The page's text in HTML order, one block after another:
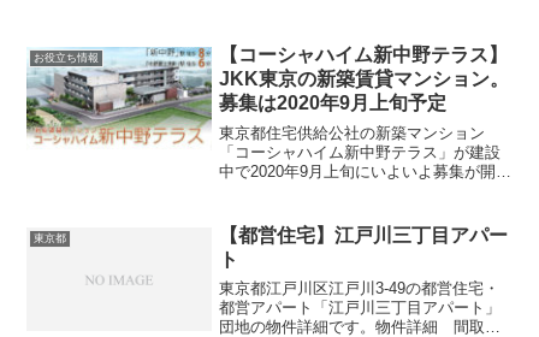
お役立ち情報
【コーシャハイム新中野テラス】
JKK東京の新築賃貸マンション。
募集は2020年9月上旬予定
東京都住宅供給公社の新築マンション
「コーシャハイム新中野テラス」が建設
中で2020年9月上旬にいよいよ募集が開始
件で東京都杉並区和田1丁目の物件で旧和
田本町住宅の建て替...
東京都
【都営住宅】江戸川三丁目アパー
ト
東京都江戸川区江戸川3-49の都営住宅・
都営アパート「江戸川三丁目アパート」
団地の物件詳細です。物件詳細 間取